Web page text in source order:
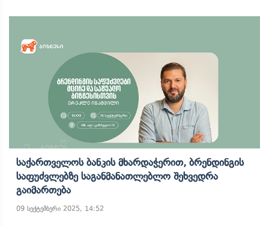
Საქართველოს Ბანკის Მხარდაჭერით, Ბრენდინგის
Საფუძვლებზე Საგანმანათლებლო Შეხვედრა
Გაიმართება
09 სექტემბერი 2025, 14:52